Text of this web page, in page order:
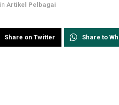
in Artikel Pelbagai
Share on Twitter Share to